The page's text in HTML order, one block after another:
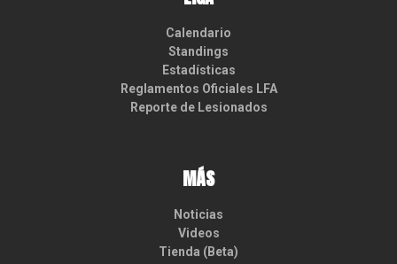
Calendario
Standings
Estadísticas
Reglamentos Oficiales LFA
Reporte de Lesionados
MÁS
Noticias
Videos
Tienda (Beta)